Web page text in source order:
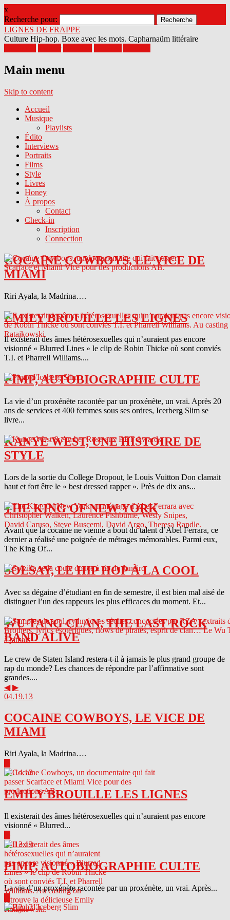
x
Recherche pour:
LIGNES DE FRAPPE
Culture Hip-hop. Boxe avec les mots. Capharnaüm littéraire
Main menu
Skip to content
Accueil
Musique
Playlists
Édito
Interviews
Portraits
Films
Style
Livres
Honey
À propos
Contact
Check-in
Inscription
Connection
COCAINE COWBOYS, LE VICE DE
MIAMI
Riri Ayala, la Madrina….
EMILY BROUILLE LES LIGNES
Il existerait des âmes hétérosexuelles qui n’auraient pas encore
visionné « Blurred Lines » le clip de Robin Thicke où sont conviés
T.I. et Pharrell Williams....
PIMP, AUTOBIOGRAPHIE CULTE
La vie d’un proxénète racontée par un proxénète, un vrai. Après 20
ans de services et 400 femmes sous ses ordres, Icerberg Slim se
livre...
KANYE WEST, UNE HISTOIRE DE
STYLE
Lors de la sortie du College Dropout, le Louis Vuitton Don clamait
haut et fort être le « best dressed rapper ». Près de dix ans...
THE KING OF NEW YORK
Avant que la cocaïne ne vienne à bout du talent d’Abel Ferrara, ce
dernier a réalisé une poignée de métrages mémorables. Parmi eux,
The King Of...
SOLSAY, LE HIP HOP À LA COOL
Avec sa dégaine d’étudiant en fin de semestre, il est bien mal aisé de
distinguer l’un des rappeurs les plus efficaces du moment. Et...
WU TANG CLAN, THE LAST ROCK
BAND ALIVE
Le crew de Staten Island restera-t-il à jamais le plus grand groupe de
rap du monde? Les chances de répondre par l’affirmative sont
grandes....
◀ ▶
04.19.13
COCAINE COWBOYS, LE VICE DE
MIAMI
Riri Ayala, la Madrina….
04.14.13
EMILY BROUILLE LES LIGNES
Il existerait des âmes hétérosexuelles qui n’auraient pas encore
visionné « Blurred...
04.13.13
PIMP, AUTOBIOGRAPHIE CULTE
La vie d’un proxénète racontée par un proxénète, un vrai. Après...
04.12.13